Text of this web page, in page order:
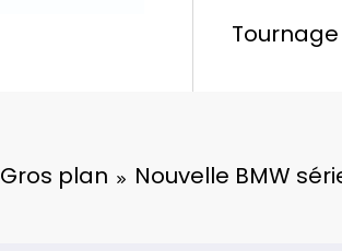
Gros plan Nouvelle BMW